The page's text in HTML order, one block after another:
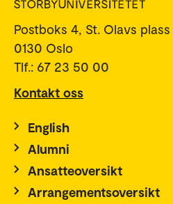
Postboks 4, St. Olavs plass
0130 Oslo
Tlf.: 67 23 50 00
Kontakt oss
English
Alumni
Ansatteoversikt
Arrangementsoversikt